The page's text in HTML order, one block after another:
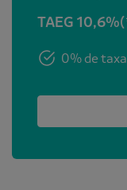
TAEG
0% de